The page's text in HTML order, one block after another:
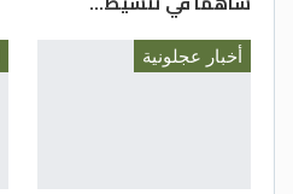
أخبار عجلونية